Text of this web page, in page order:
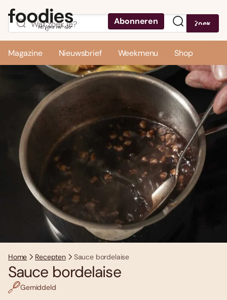
Abonneren Zoek
Magazine Nieuwsbrief Weekmenu Shop
Home Recepten Sauce bordelaise
Sauce bordelaise
Gemiddeld